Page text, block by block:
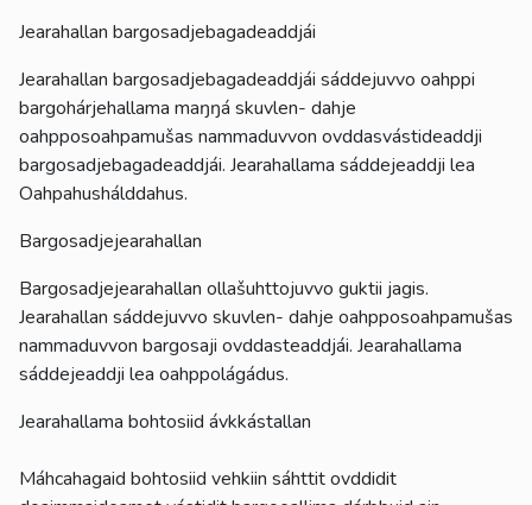
Jearahallan bargosadjebagadeaddjái
Jearahallan bargosadjebagadeaddjái sáddejuvvo oahppi
bargohárjehallama maŋŋá skuvlen- dahje
oahpposoahpamušas nammaduvvon ovddasvástideaddji
bargosadjebagadeaddjái. Jearahallama sáddejeaddji lea
Oahpahushálddahus.
Bargosadjejearahallan
Bargosadjejearahallan ollašuhttojuvvo guktii jagis.
Jearahallan sáddejuvvo skuvlen- dahje oahpposoahpamušas
nammaduvvon bargosaji ovddasteaddjái. Jearahallama
sáddejeaddji lea oahppolágádus.
Jearahallama bohtosiid ávkkástallan
Máhcahagaid bohtosiid vehkiin sáhttit ovddidit